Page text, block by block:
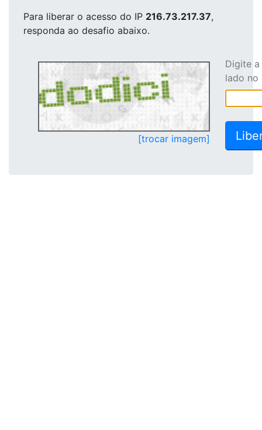
Para liberar o acesso do IP 216.73.217.37,
responda ao desafio abaixo.
[trocar imagem]
Digite
lado no